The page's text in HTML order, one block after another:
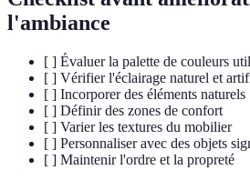
l'ambiance
[ ] Évaluer la palette de couleurs
[ ] Vérifier l'éclairage naturel et
[ ] Incorporer des éléments naturels
[ ] Définir des zones de confort
[ ] Varier les textures du mobilier
[ ] Personnaliser avec des objets
[ ] Maintenir l'ordre et la propreté